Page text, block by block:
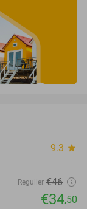
9.3 star
Regulier €46
€34,50